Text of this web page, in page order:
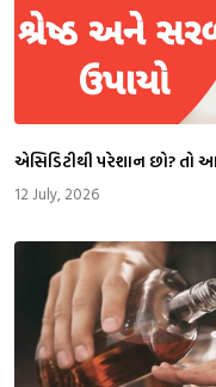
એસિડિટીથી પરેશાન છો? તો
12 July, 2026